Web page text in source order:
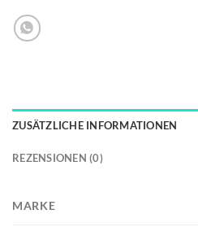
ZUSÄTZLICHE INFORMATIONEN
REZENSIONEN (0)
MARKE